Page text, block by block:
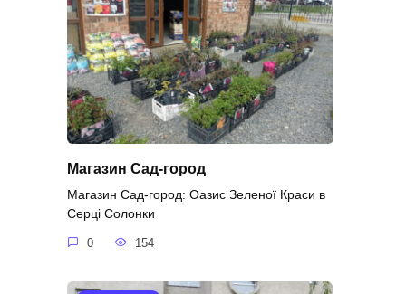
Магазин Сад-город
Магазин Сад-город: Оазис Зеленої Краси в
Серці Солонки
0 154